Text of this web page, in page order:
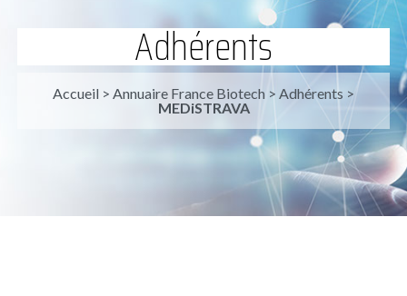
Adhérents
Accueil > Annuaire France Biotech > Adhérents >
MEDiSTRAVA